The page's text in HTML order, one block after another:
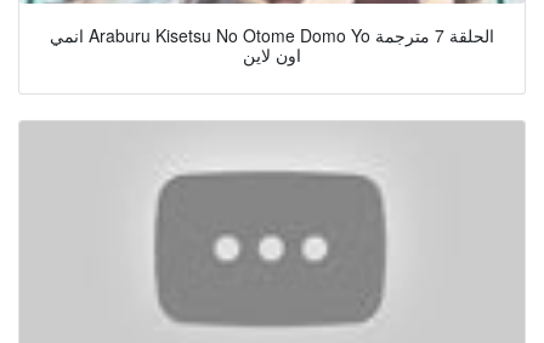
انمي Araburu Kisetsu No Otome Domo Yo الحلقة 7 مترجمة
اون لاين